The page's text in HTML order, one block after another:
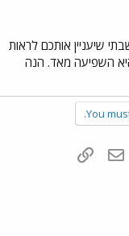
שיעניין אותכם לראות
השפיעה מאד. הנה
You
WhatsAppדואר אלקטרוני